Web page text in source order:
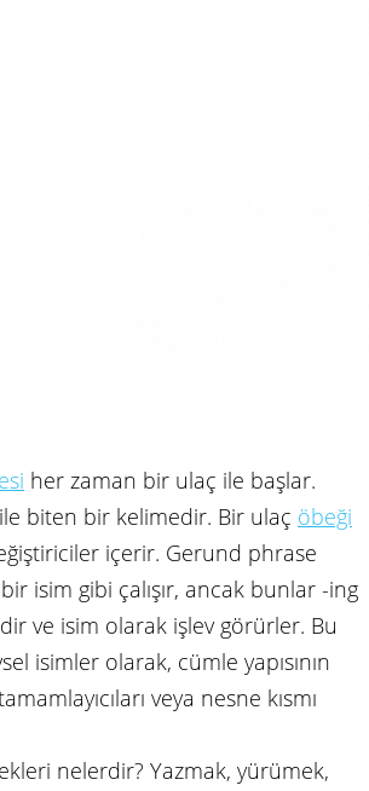
her zaman bir ulaç ile başlar.
biten bir kelimedir. Bir ulaç öbeği
içerir. Gerund phrase
isim gibi çalışır, ancak bunlar -ing
ve isim olarak işlev görürler. Bu
isimler olarak, cümle yapısının
veya nesne kısmı
nelerdir? Yazmak, yürümek,